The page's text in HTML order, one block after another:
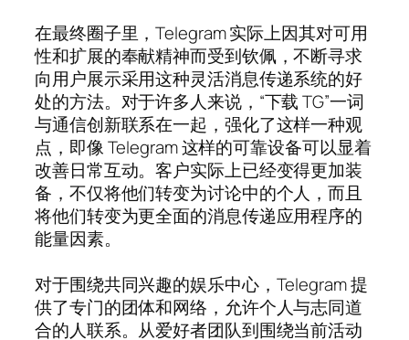
在最终圈子里，Telegram 实际上因其对可用
性和扩展的奉献精神而受到钦佩，不断寻求
向用户展示采用这种灵活消息传递系统的好
处的方法。对于许多人来说，“下载 TG”一词
与通信创新联系在一起，强化了这样一种观
点，即像 Telegram 这样的可靠设备可以显着
改善日常互动。客户实际上已经变得更加装
备，不仅将他们转变为讨论中的个人，而且
将他们转变为更全面的消息传递应用程序的
能量因素。
对于围绕共同兴趣的娱乐中心，Telegram 提
供了专门的团体和网络，允许个人与志同道
合的人联系。从爱好者团队到围绕当前活动